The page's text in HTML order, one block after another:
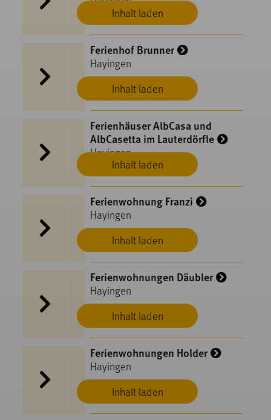
Inhalt laden
Inhalt laden
Ferienhof Brunner
Hayingen
Inhalt laden
Ferienhäuser AlbCasa und
AlbCasetta im Lauterdörfle
Hayingen
Inhalt laden
Ferienwohnung Franzi
Hayingen
Inhalt laden
Ferienwohnungen Däubler
Hayingen
Inhalt laden
Ferienwohnungen Holder
Hayingen